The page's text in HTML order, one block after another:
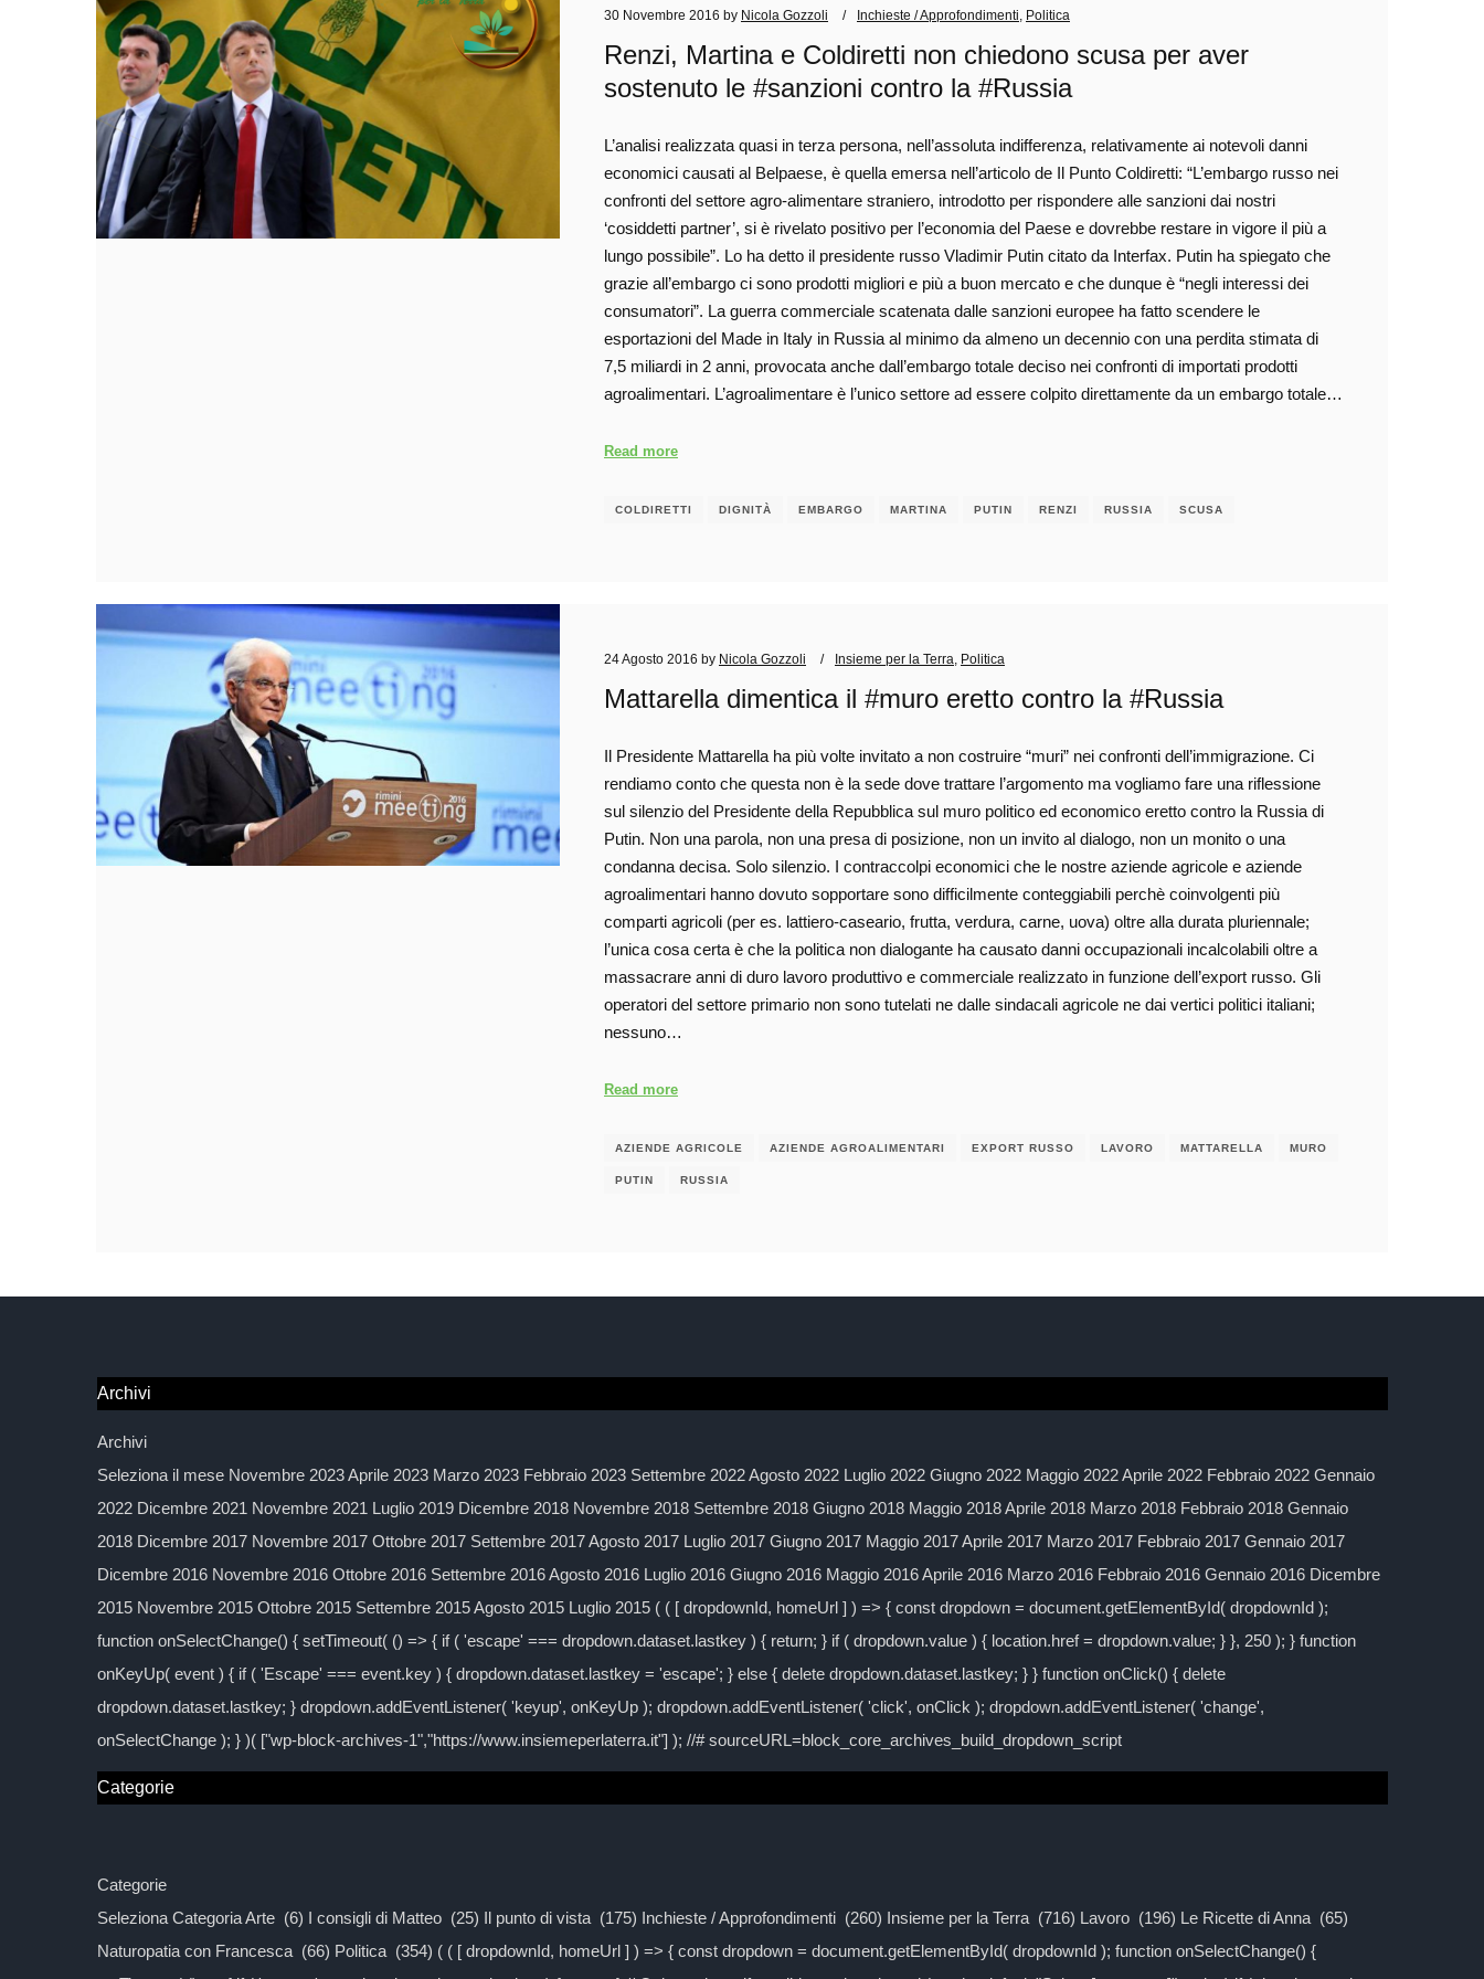
30 Novembre 2016 by Nicola Gozzoli Inchieste / Approfondimenti Politica
Renzi, Martina e Coldiretti non chiedono scusa per aver
sostenuto le #sanzioni contro la #Russia
L’analisi realizzata quasi in terza persona, nell’assoluta indifferenza, relativamente ai notevoli danni
economici causati al Belpaese, è quella emersa nell’articolo de Il Punto Coldiretti: “L’embargo russo nei
confronti del settore agro-alimentare straniero, introdotto per rispondere alle sanzioni dai nostri
‘cosiddetti partner’, si è rivelato positivo per l’economia del Paese e dovrebbe restare in vigore il più a
lungo possibile”. Lo ha detto il presidente russo Vladimir Putin citato da Interfax. Putin ha spiegato che
grazie all’embargo ci sono prodotti migliori e più a buon mercato e che dunque è “negli interessi dei
consumatori”. La guerra commerciale scatenata dalle sanzioni europee ha fatto scendere le
esportazioni del Made in Italy in Russia al minimo da almeno un decennio con una perdita stimata di
7,5 miliardi in 2 anni, provocata anche dall’embargo totale deciso nei confronti di importati prodotti
agroalimentari. L’agroalimentare è l’unico settore ad essere colpito direttamente da un embargo totale…
Read more
COLDIRETTI DIGNITÀ EMBARGO MARTINA PUTIN RENZI RUSSIA SCUSA
24 Agosto 2016 by Nicola Gozzoli Insieme per la Terra Politica
Mattarella dimentica il #muro eretto contro la #Russia
Il Presidente Mattarella ha più volte invitato a non costruire “muri” nei confronti dell’immigrazione. Ci
rendiamo conto che questa non è la sede dove trattare l’argomento ma vogliamo fare una riflessione
sul silenzio del Presidente della Repubblica sul muro politico ed economico eretto contro la Russia di
Putin. Non una parola, non una presa di posizione, non un invito al dialogo, non un monito o una
condanna decisa. Solo silenzio. I contraccolpi economici che le nostre aziende agricole e aziende
agroalimentari hanno dovuto sopportare sono difficilmente conteggiabili perchè coinvolgenti più
comparti agricoli (per es. lattiero-caseario, frutta, verdura, carne, uova) oltre alla durata pluriennale;
l’unica cosa certa è che la politica non dialogante ha causato danni occupazionali incalcolabili oltre a
massacrare anni di duro lavoro produttivo e commerciale realizzato in funzione dell’export russo. Gli
operatori del settore primario non sono tutelati ne dalle sindacali agricole ne dai vertici politici italiani;
nessuno…
Read more
AZIENDE AGRICOLE AZIENDE AGROALIMENTARI EXPORT RUSSO LAVORO MATTARELLA MURO
PUTIN RUSSIA
Archivi
Archivi
Seleziona il mese Novembre 2023 Aprile 2023 Marzo 2023 Febbraio 2023 Settembre 2022 Agosto 2022 Luglio 2022 Giugno 2022 Maggio 2022 Aprile 2022 Febbraio 2022 Gennaio
2022 Dicembre 2021 Novembre 2021 Luglio 2019 Dicembre 2018 Novembre 2018 Settembre 2018 Giugno 2018 Maggio 2018 Aprile 2018 Marzo 2018 Febbraio 2018 Gennaio
2018 Dicembre 2017 Novembre 2017 Ottobre 2017 Settembre 2017 Agosto 2017 Luglio 2017 Giugno 2017 Maggio 2017 Aprile 2017 Marzo 2017 Febbraio 2017 Gennaio 2017
Dicembre 2016 Novembre 2016 Ottobre 2016 Settembre 2016 Agosto 2016 Luglio 2016 Giugno 2016 Maggio 2016 Aprile 2016 Marzo 2016 Febbraio 2016 Gennaio 2016 Dicembre
2015 Novembre 2015 Ottobre 2015 Settembre 2015 Agosto 2015 Luglio 2015 ( ( [ dropdownId, homeUrl ] ) => { const dropdown = document.getElementById( dropdownId );
function onSelectChange() { setTimeout( () => { if ( 'escape' === dropdown.dataset.lastkey ) { return; } if ( dropdown.value ) { location.href = dropdown.value; } }, 250 ); } function
onKeyUp( event ) { if ( 'Escape' === event.key ) { dropdown.dataset.lastkey = 'escape'; } else { delete dropdown.dataset.lastkey; } } function onClick() { delete
dropdown.dataset.lastkey; } dropdown.addEventListener( 'keyup', onKeyUp ); dropdown.addEventListener( 'click', onClick ); dropdown.addEventListener( 'change',
onSelectChange ); } )( ["wp-block-archives-1","https://www.insiemeperlaterra.it"] ); //# sourceURL=block_core_archives_build_dropdown_script
Categorie
Categorie
Seleziona Categoria Arte (6) I consigli di Matteo (25) Il punto di vista (175) Inchieste / Approfondimenti (260) Insieme per la Terra (716) Lavoro (196) Le Ricette di Anna (65)
Naturopatia con Francesca (66) Politica (354) ( ( [ dropdownId, homeUrl ] ) => { const dropdown = document.getElementById( dropdownId ); function onSelectChange() {